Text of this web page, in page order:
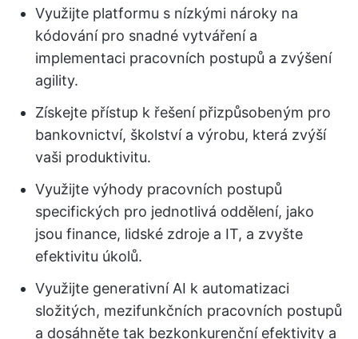
Využijte platformu s nízkými nároky na
kódování pro snadné vytváření a
implementaci pracovních postupů a zvýšení
agility.
Získejte přístup k řešení přizpůsobeným pro
bankovnictví, školství a výrobu, která zvýší
vaši produktivitu.
Využijte výhody pracovních postupů
specifických pro jednotlivá oddělení, jako
jsou finance, lidské zdroje a IT, a zvyšte
efektivitu úkolů.
Využijte generativní AI k automatizaci
složitých, mezifunkčních pracovních postupů
a dosáhněte tak bezkonkurenční efektivity a